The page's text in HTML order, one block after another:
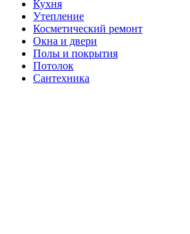
Кухня
Утепление
Косметический ремонт
Окна и двери
Полы и покрытия
Потолок
Сантехника